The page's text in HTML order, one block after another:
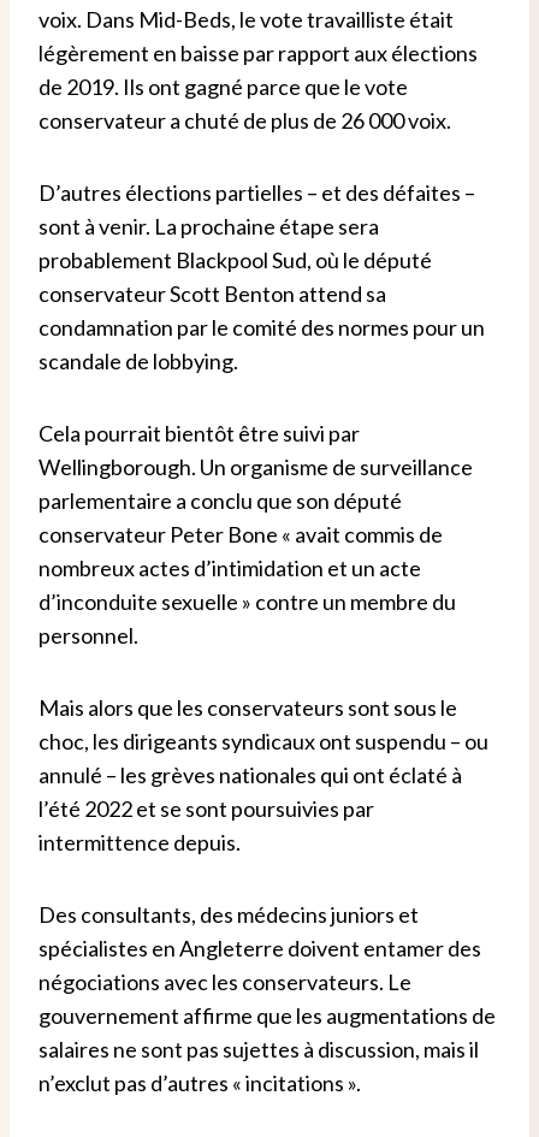
voix. Dans Mid-Beds, le vote travailliste était
légèrement en baisse par rapport aux élections
de 2019. Ils ont gagné parce que le vote
conservateur a chuté de plus de 26 000 voix.
D’autres élections partielles – et des défaites –
sont à venir. La prochaine étape sera
probablement Blackpool Sud, où le député
conservateur Scott Benton attend sa
condamnation par le comité des normes pour un
scandale de lobbying.
Cela pourrait bientôt être suivi par
Wellingborough. Un organisme de surveillance
parlementaire a conclu que son député
conservateur Peter Bone « avait commis de
nombreux actes d’intimidation et un acte
d’inconduite sexuelle » contre un membre du
personnel.
Mais alors que les conservateurs sont sous le
choc, les dirigeants syndicaux ont suspendu – ou
annulé – les grèves nationales qui ont éclaté à
l’été 2022 et se sont poursuivies par
intermittence depuis.
Des consultants, des médecins juniors et
spécialistes en Angleterre doivent entamer des
négociations avec les conservateurs. Le
gouvernement affirme que les augmentations de
salaires ne sont pas sujettes à discussion, mais il
n’exclut pas d’autres « incitations ».